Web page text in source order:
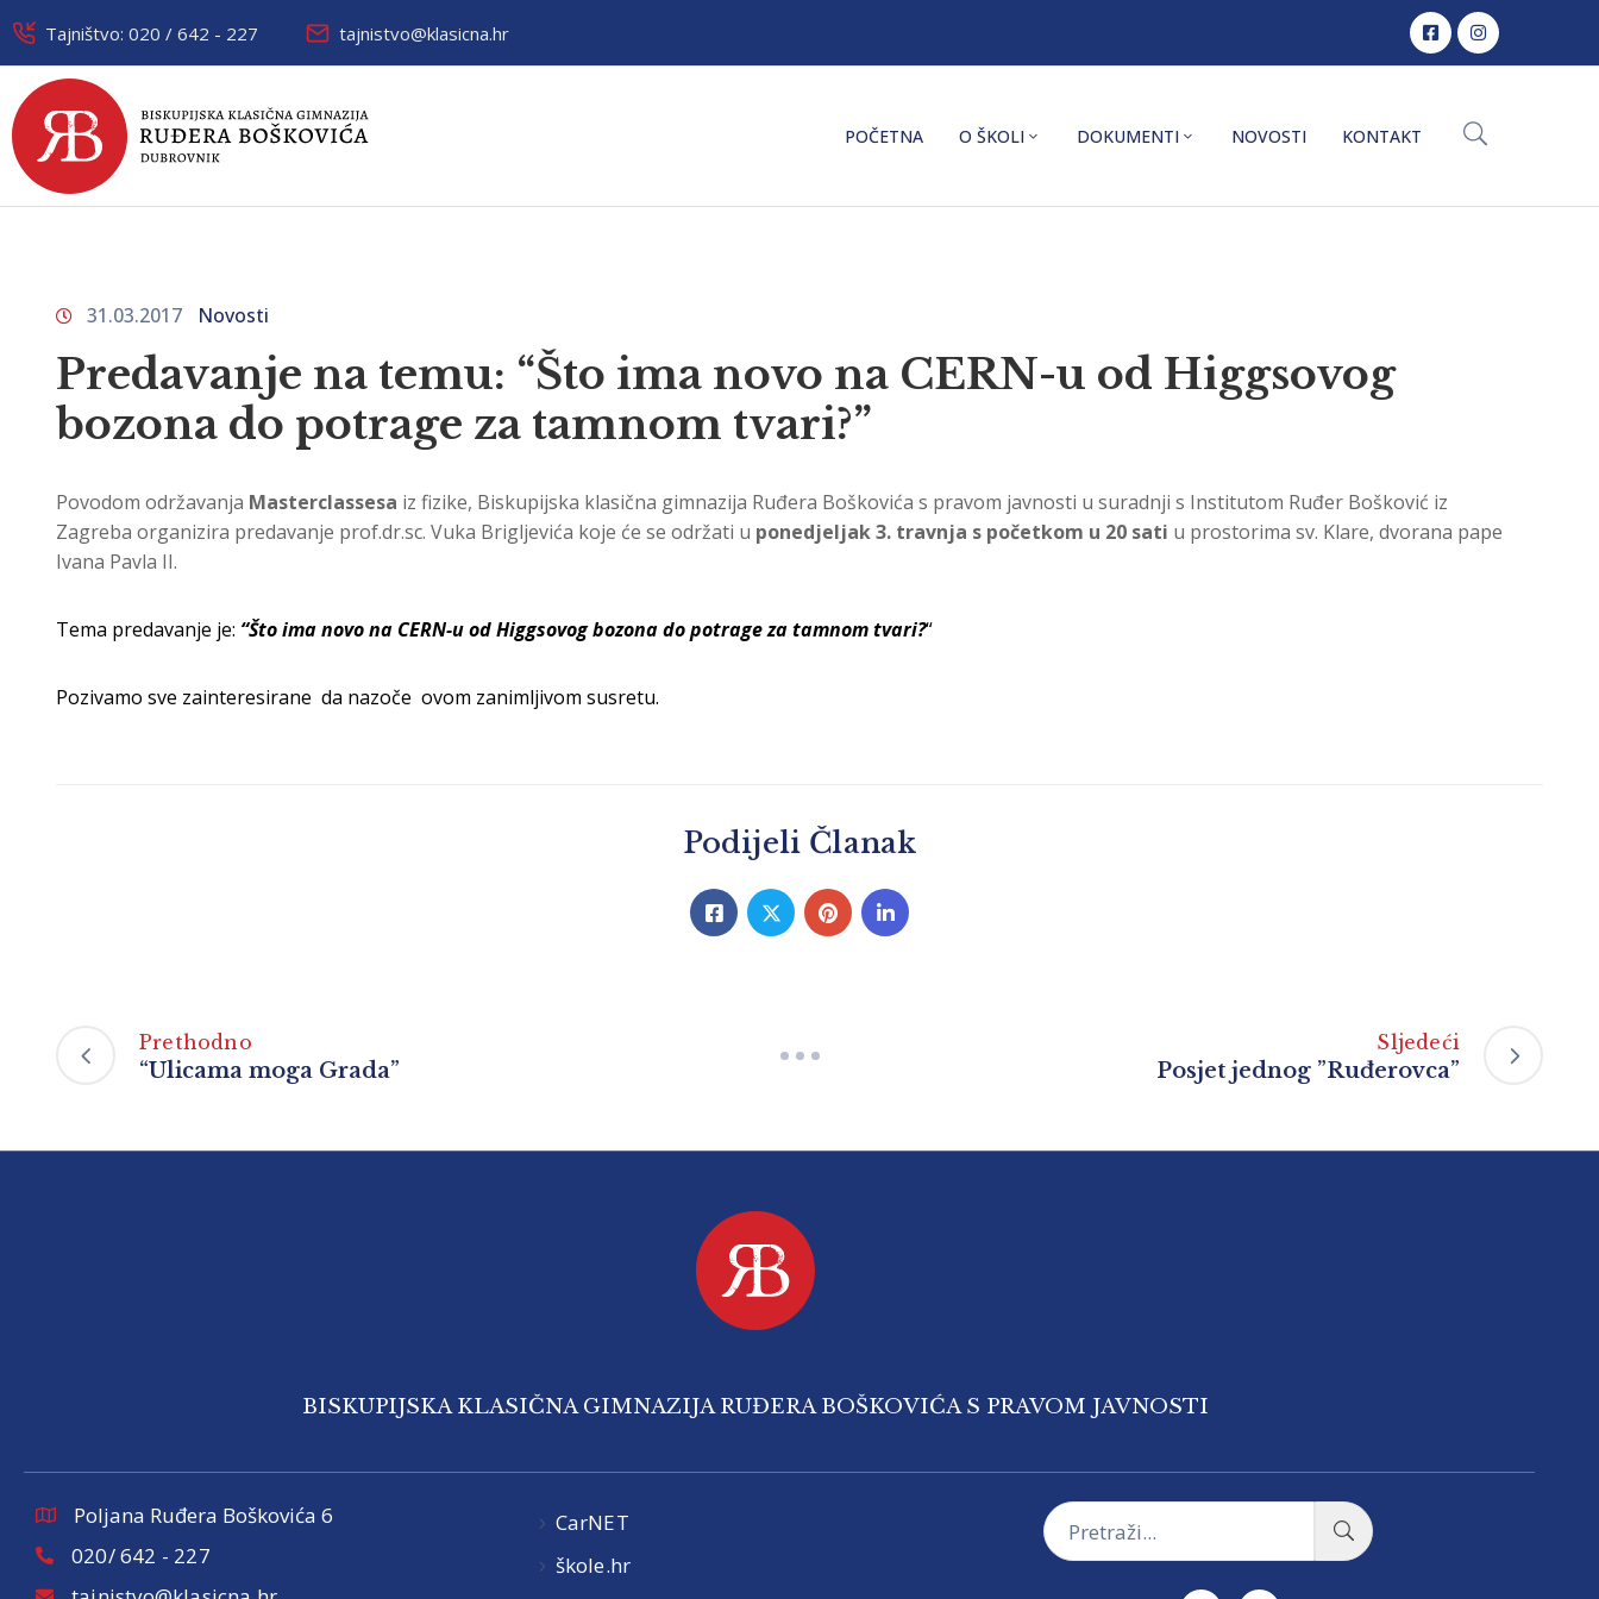
Tajništvo: 020 / 642 - 227 tajnistvo@klasicna.hr
POČETNA O ŠKOLI DOKUMENTI NOVOSTI KONTAKT
31.03.2017 Novosti
Predavanje na temu: “Što ima novo na CERN-u od Higgsovog
bozona do potrage za tamnom tvari?”
Povodom održavanja Masterclassesa iz fizike, Biskupijska klasična gimnazija Ruđera Boškovića s pravom javnosti u suradnji s Institutom Ruđer Bošković iz
Zagreba organizira predavanje prof.dr.sc. Vuka Brigljevića koje će se održati u ponedjeljak 3. travnja s početkom u 20 sati u prostorima sv. Klare, dvorana pape
Ivana Pavla II.
Tema predavanje je: “Što ima novo na CERN-u od Higgsovog bozona do potrage za tamnom tvari?“
Pozivamo sve zainteresirane da nazoče ovom zanimljivom susretu.
Podijeli Članak
Prethodno
“Ulicama moga Grada”
Sljedeći
Posjet jednog ”Ruđerovca”
BISKUPIJSKA KLASIČNA GIMNAZIJA RUĐERA BOŠKOVIĆA S PRAVOM JAVNOSTI
Poljana Ruđera Boškovića 6
020/ 642 - 227
CarNET
škole.hr